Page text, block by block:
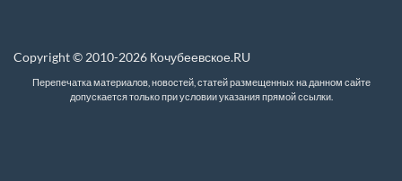
Copyright © 2010-2026 Кочубеевское.RU
Перепечатка материалов, новостей, статей размещенных на данном сайте
допускается только при условии указания прямой ссылки.